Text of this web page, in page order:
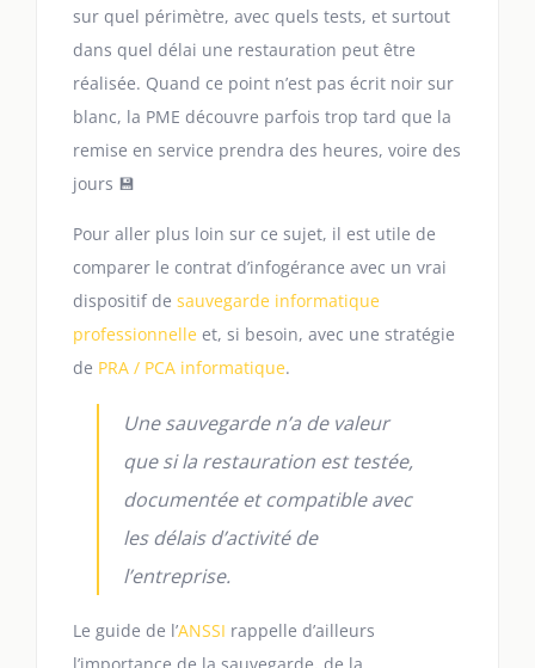
sur quel périmètre, avec quels tests, et surtout
dans quel délai une restauration peut être
réalisée. Quand ce point n’est pas écrit noir sur
blanc, la PME découvre parfois trop tard que la
remise en service prendra des heures, voire des
jours 💾
Pour aller plus loin sur ce sujet, il est utile de
comparer le contrat d’infogérance avec un vrai
dispositif de sauvegarde informatique
professionnelle et, si besoin, avec une stratégie
de PRA / PCA informatique.
Une sauvegarde n’a de valeur
que si la restauration est testée,
documentée et compatible avec
les délais d’activité de
l’entreprise.
Le guide de l’ANSSI rappelle d’ailleurs
l’importance de la sauvegarde, de la